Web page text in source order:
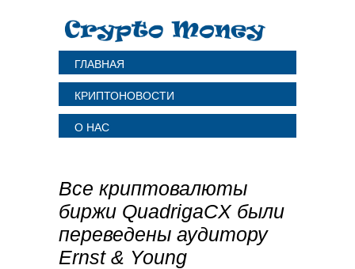
ГЛАВНАЯ
КРИПТОНОВОСТИ
О НАС
Все криптовалюты
биржи QuadrigaCX были
переведены аудитору
Ernst & Young